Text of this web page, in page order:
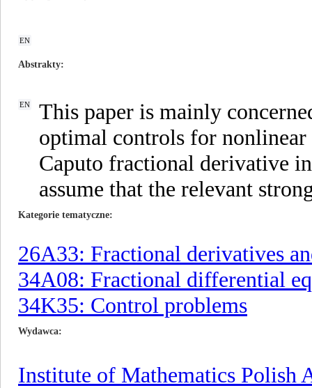
EN
Abstrakty
EN
This paper is mainly
optimal controls for
Caputo fractional derivative
assume that the relevant
Kategorie tematyczne
26A33: Fractional derivatives
34A08: Fractional differential
34K35: Control problems
Wydawca
Institute of Mathematics Polish